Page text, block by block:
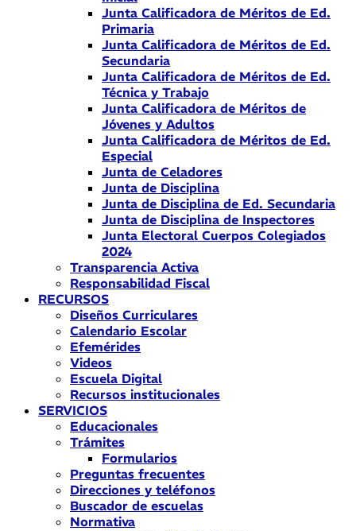
Junta Calificadora de Méritos de Ed.
Primaria
Junta Calificadora de Méritos de Ed.
Secundaria
Junta Calificadora de Méritos de Ed.
Técnica y Trabajo
Junta Calificadora de Méritos de
Jóvenes y Adultos
Junta Calificadora de Méritos de Ed.
Especial
Junta de Celadores
Junta de Disciplina
Junta de Disciplina de Ed. Secundaria
Junta de Disciplina de Inspectores
Junta Electoral Cuerpos Colegiados
2024
Transparencia Activa
Responsabilidad Fiscal
RECURSOS
Diseños Curriculares
Calendario Escolar
Efemérides
Videos
Escuela Digital
Recursos institucionales
SERVICIOS
Educacionales
Trámites
Formularios
Preguntas frecuentes
Direcciones y teléfonos
Buscador de escuelas
Normativa